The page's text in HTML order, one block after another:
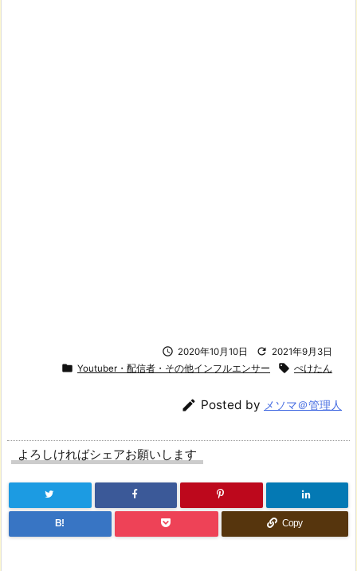
 2020年10月10日  2021年9月3日
 Youtuber・配信者・その他インフルエンサー  ぺけたん
 Posted by メソマ＠管理人
よろしければシェアお願いします
B! Copy